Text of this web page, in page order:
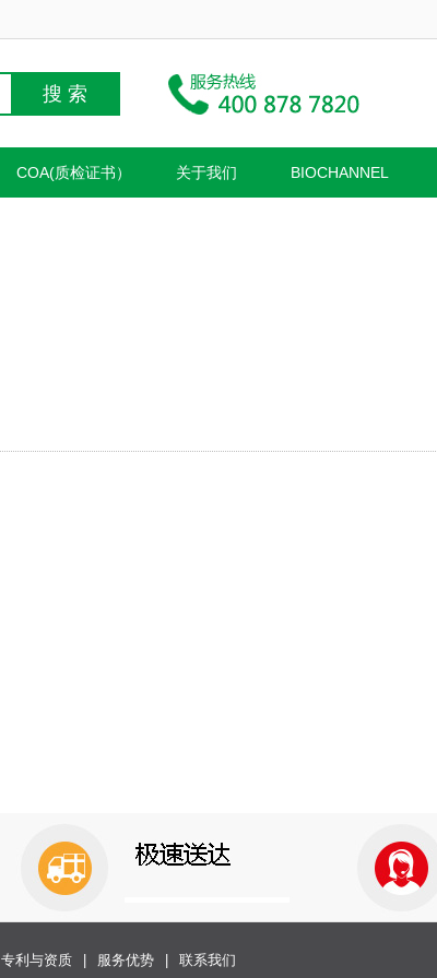
COA(质检证书） 关于我们 BIOCHANNEL
专利与资质 服务优势 联系我们